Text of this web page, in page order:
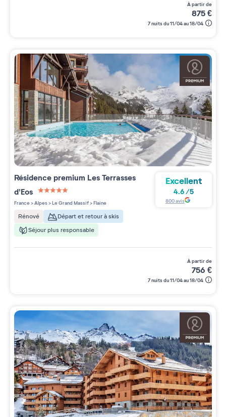
à partir de
875€
7 nuits du 11/04 au 18/04
Résidence premium Les Terrasses
d'Eos
5 étoiles sur 5
France>Alpes>Le Grand Massif>Flaine
Rénové
Départ et retour à skis
Séjour plus responsable
Excellent
4.6/5
800avis
à partir de
756 €
7 nuits du 11/04 au 18/04